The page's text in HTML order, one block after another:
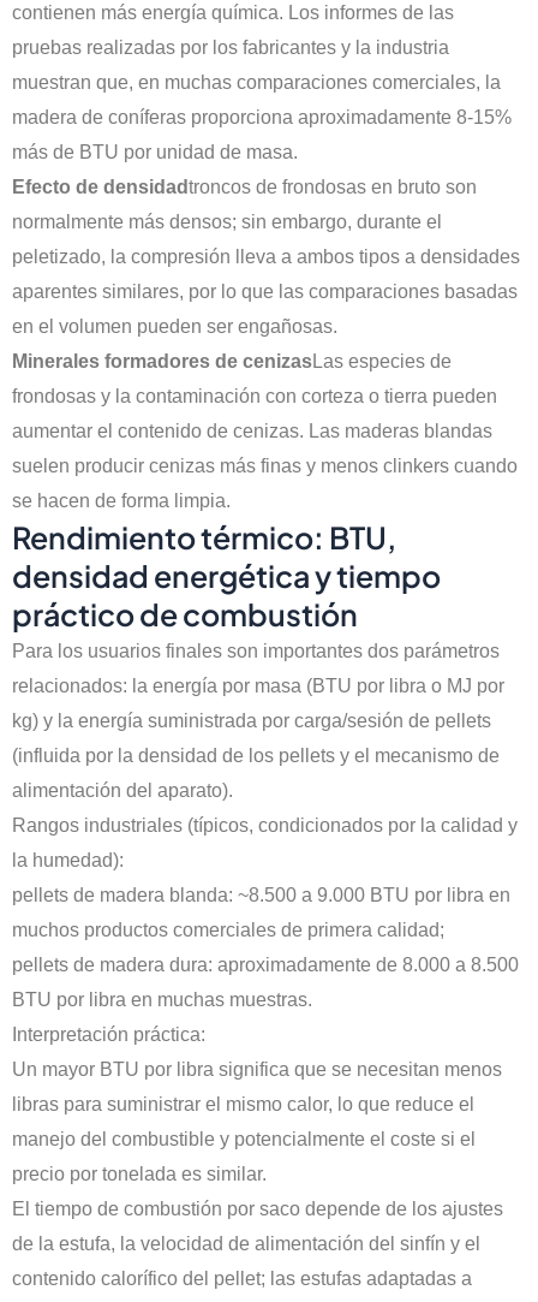
contienen más energía química. Los informes de las
pruebas realizadas por los fabricantes y la industria
muestran que, en muchas comparaciones comerciales, la
madera de coníferas proporciona aproximadamente 8-15%
más de BTU por unidad de masa.
Efecto de densidadtroncos de frondosas en bruto son
normalmente más densos; sin embargo, durante el
peletizado, la compresión lleva a ambos tipos a densidades
aparentes similares, por lo que las comparaciones basadas
en el volumen pueden ser engañosas.
Minerales formadores de cenizasLas especies de
frondosas y la contaminación con corteza o tierra pueden
aumentar el contenido de cenizas. Las maderas blandas
suelen producir cenizas más finas y menos clinkers cuando
se hacen de forma limpia.
Rendimiento térmico: BTU,
densidad energética y tiempo
práctico de combustión
Para los usuarios finales son importantes dos parámetros
relacionados: la energía por masa (BTU por libra o MJ por
kg) y la energía suministrada por carga/sesión de pellets
(influida por la densidad de los pellets y el mecanismo de
alimentación del aparato).
Rangos industriales (típicos, condicionados por la calidad y
la humedad):
pellets de madera blanda: ~8.500 a 9.000 BTU por libra en
muchos productos comerciales de primera calidad;
pellets de madera dura: aproximadamente de 8.000 a 8.500
BTU por libra en muchas muestras.
Interpretación práctica:
Un mayor BTU por libra significa que se necesitan menos
libras para suministrar el mismo calor, lo que reduce el
manejo del combustible y potencialmente el coste si el
precio por tonelada es similar.
El tiempo de combustión por saco depende de los ajustes
de la estufa, la velocidad de alimentación del sinfín y el
contenido calorífico del pellet; las estufas adaptadas a